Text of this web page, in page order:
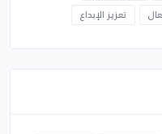
تعزيز الإبداع